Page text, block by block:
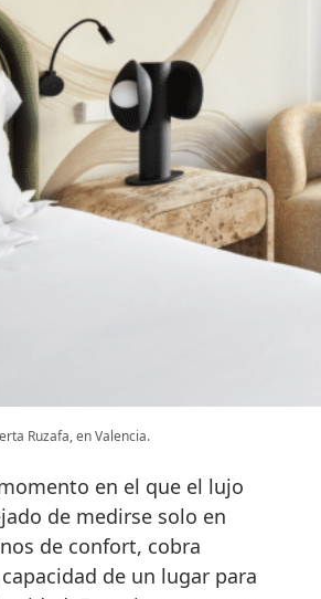
Ruzafa, en Valencia.
de medirse solo en
de confort, cobra
de un lugar para